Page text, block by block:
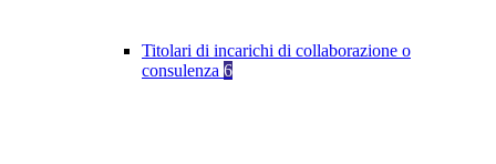
Titolari di incarichi di collaborazione o
consulenza 6